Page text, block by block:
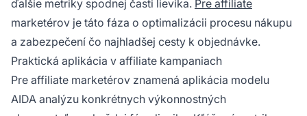
ďalšie metriky spodnej časti lievika. Pre affiliate
marketérov je táto fáza o optimalizácii procesu nákupu
a zabezpečení čo najhladšej cesty k objednávke.
Praktická aplikácia v affiliate kampaniach
Pre affiliate marketérov znamená aplikácia modelu
AIDA analýzu konkrétnych výkonnostných